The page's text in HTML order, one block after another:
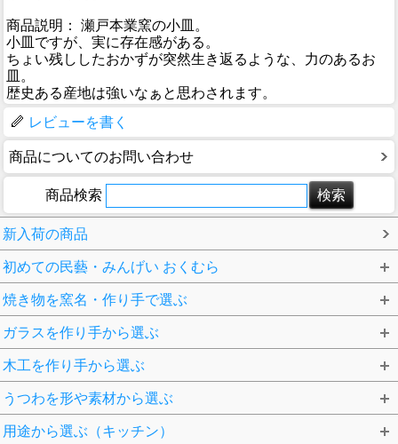
商品説明： 瀬戸本業窯の小皿。
小皿ですが、実に存在感がある。
ちょい残ししたおかずが突然生き返るような、力のあるお
皿。
歴史ある産地は強いなぁと思わされます。
レビューを書く
商品についてのお問い合わせ
商品検索
新入荷の商品
初めての民藝・みんげい おくむら
焼き物を窯名・作り手で選ぶ
ガラスを作り手から選ぶ
木工を作り手から選ぶ
うつわを形や素材から選ぶ
用途から選ぶ（キッチン）